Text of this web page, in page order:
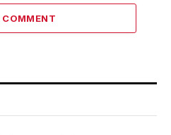
COMMENT